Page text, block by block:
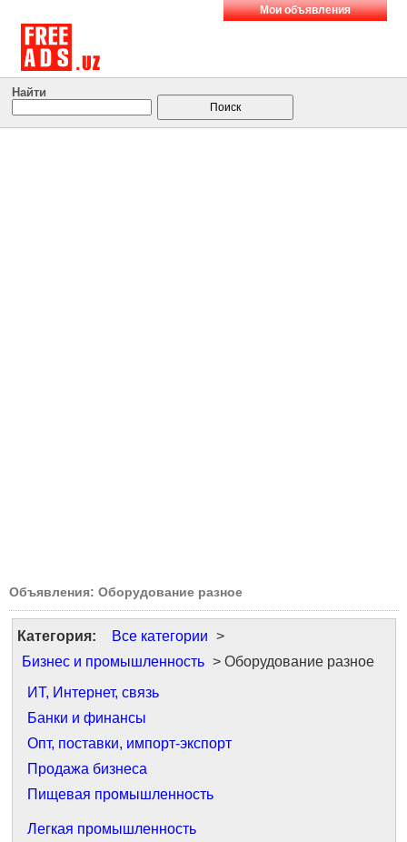
Мои объявления
Найти
Объявления: Оборудование разное
Категория: Все категории >
Бизнес и промышленность > Оборудование разное
ИТ, Интернет, связь
Банки и финансы
Опт, поставки, импорт-экспорт
Продажа бизнеса
Пищевая промышленность
Легкая промышленность